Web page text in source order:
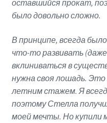
оставшийся прокат,
было довольно сложно.
В принципе, всегда
что-то развивать
вклиниваться в
нужна своя лошадь.
летним стажем. Я
поэтому Стелла
моей мечты. Но купили